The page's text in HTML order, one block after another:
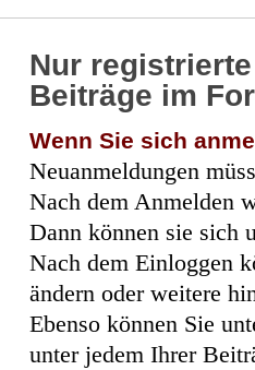
Nur
Beiträge im
Wenn Sie sich
Neuanmeldungen
Nach dem Anmelden
Dann können sie sich
Nach dem Einloggen
ändern oder weitere
Ebenso können Sie
unter jedem Ihrer